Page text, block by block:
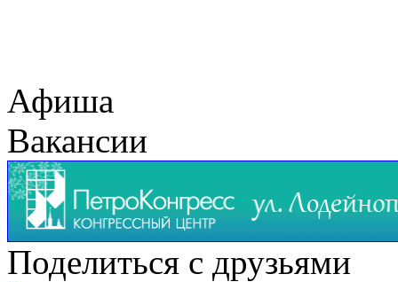
Афиша
Вакансии
Поделиться с друзьями